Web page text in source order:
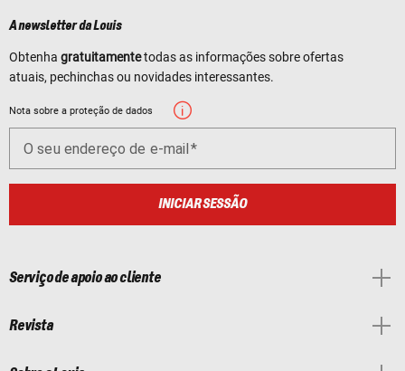
A newsletter da Louis
Obtenha gratuitamentetodas as informações sobre ofertas
atuais, pechinchas ou novidades interessantes.
Nota sobre a proteção de dados
O seu endereço de e-mail
INICIAR SESSÃO
Serviço de apoio ao cliente
Revista